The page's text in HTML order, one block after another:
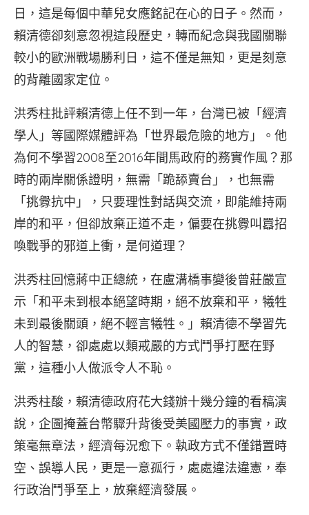
日，這是每個中華兒女應銘記在心的日子。然而，
賴清德卻刻意忽視這段歷史，轉而紀念與我國關聯
較小的歐洲戰場勝利日，這不僅是無知，更是刻意
的背離國家定位。
洪秀柱批評賴清德上任不到一年，台灣已被「經濟
學人」等國際媒體評為「世界最危險的地方」。他
為何不學習2008至2016年間馬政府的務實作風？那
時的兩岸關係證明，無需「跪舔賣台」，也無需
「挑釁抗中」，只要理性對話與交流，即能維持兩
岸的和平，但卻放棄正道不走，偏要在挑釁叫囂招
喚戰爭的邪道上衝，是何道理？
洪秀柱回憶蔣中正總統，在盧溝橋事變後曾莊嚴宣
示「和平未到根本絕望時期，絕不放棄和平，犧牲
未到最後關頭，絕不輕言犧牲。」賴清德不學習先
人的智慧，卻處處以類戒嚴的方式鬥爭打壓在野
黨，這種小人做派令人不恥。
洪秀柱酸，賴清德政府花大錢辦十幾分鐘的看稿演
說，企圖掩蓋台幣驟升背後受美國壓力的事實，政
策毫無章法，經濟每況愈下。執政方式不僅錯置時
空、誤導人民，更是一意孤行，處處違法違憲，奉
行政治鬥爭至上，放棄經濟發展。